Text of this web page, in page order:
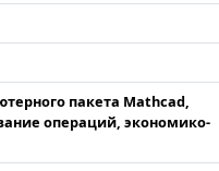
пакета Mathcad,
операций, экономико-